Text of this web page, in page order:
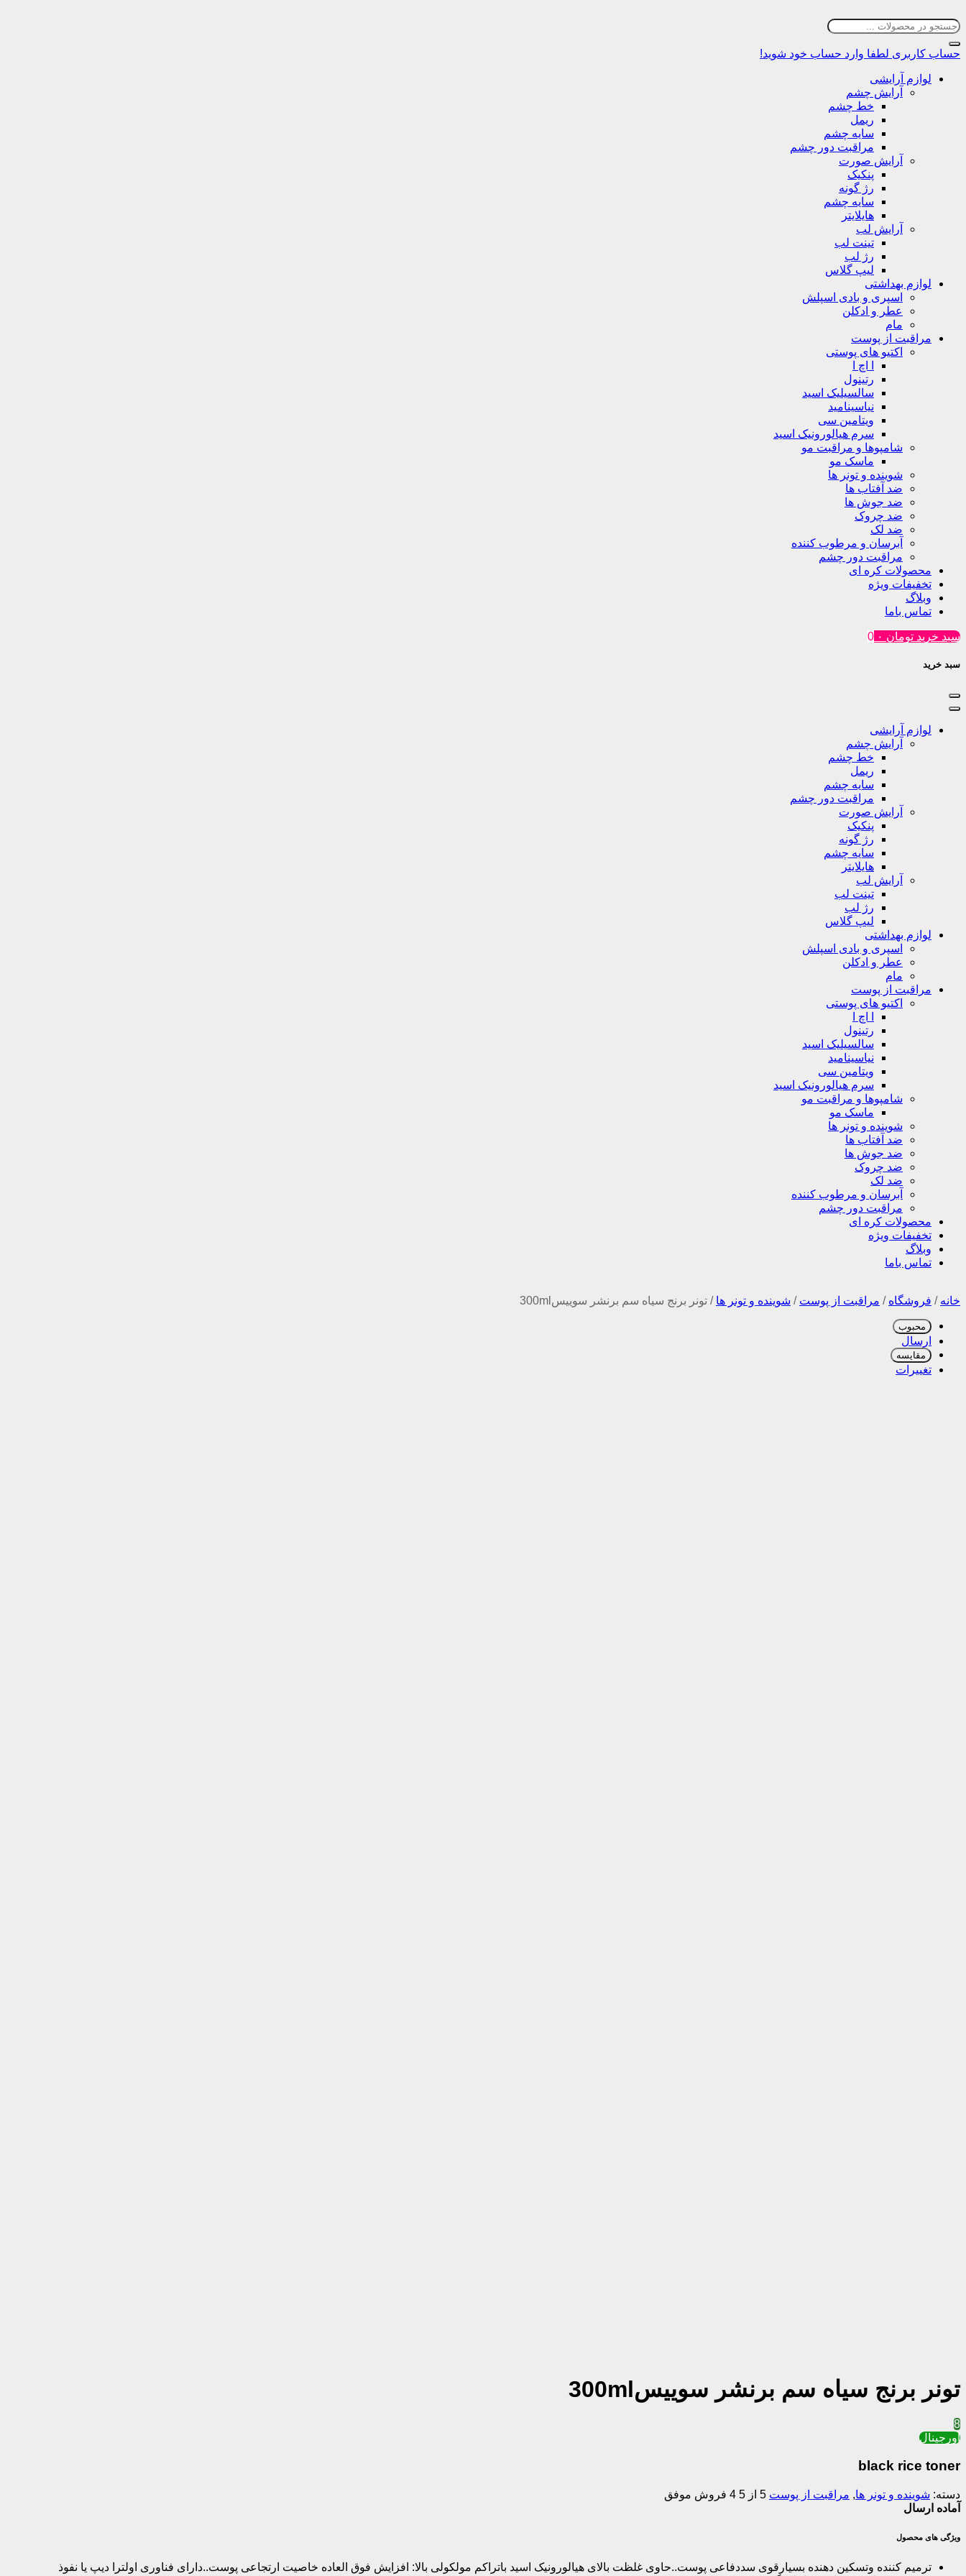
حساب کاربری لطفا وارد حساب خود شوید!
لوازم آرایشی
آرایش چشم
خط چشم
ریمل
سایه چشم
مراقبت دور چشم
آرایش صورت
پنکیک
رژ گونه
سایه چشم
هایلایتر
آرایش لب
تینت لب
رژ لب
لیپ گلاس
لوازم بهداشتی
اسپری و بادی اسپلش
عطر و ادکلن
مام
مراقبت از پوست
اکتیو های پوستی
ا اچ ا
رتینول
سالسیلیک اسید
نیاسینامید
ویتامین سی
سرم هیالورونیک اسید
شامپوها و مراقبت مو
ماسک مو
شوینده و تونر ها
ضد آفتاب ها
ضد جوش ها
ضد چروک
ضد لک
آبرسان و مرطوب کننده
مراقبت دور چشم
محصولات کره ای
تخفیفات ویژه
وبلاگ
تماس باما
سبد خرید تومان 0
سبد خرید
لوازم آرایشی
آرایش چشم
خط چشم
ریمل
سایه چشم
مراقبت دور چشم
آرایش صورت
پنکیک
رژ گونه
سایه چشم
هایلایتر
آرایش لب
تینت لب
رژ لب
لیپ گلاس
لوازم بهداشتی
اسپری و بادی اسپلش
عطر و ادکلن
مام
مراقبت از پوست
اکتیو های پوستی
ا اچ ا
رتینول
سالسیلیک اسید
نیاسینامید
ویتامین سی
سرم هیالورونیک اسید
شامپوها و مراقبت مو
ماسک مو
شوینده و تونر ها
ضد آفتاب ها
ضد جوش ها
ضد چروک
ضد لک
آبرسان و مرطوب کننده
مراقبت دور چشم
محصولات کره ای
تخفیفات ویژه
وبلاگ
تماس باما
خانه / فروشگاه / مراقبت از پوست / شوینده و تونر ها / تونر برنج سیاه سم برنشر سوییس300ml
محبوب
ارسال
مقایسه
تغییرات
تونر برنج سیاه سم برنشر سوییس300ml
8
اورجینال
black rice toner
دسته: شوینده و تونر ها, مراقبت از پوست 5 از 5
4 فروش موفق
آماده ارسال
ویژگی های محصول
ترمیم کننده وتسکین دهنده بسیارقوی سددفاعی پوست..حاوی غلظت بالای هیالورونیک اسید باتراکم مولکولی بالا: افزایش فوق العاده خاصیت ارتجاعی پوست..دارای فناوری اولترا دیپ یا نفوذ